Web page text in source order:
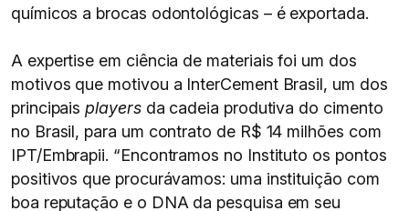
químicos a brocas odontológicas – é exportada.
A expertise em ciência de materiais foi um dos
motivos que motivou a InterCement Brasil, um dos
principaisplayersda cadeia produtiva do cimento
no Brasil, para um contrato de R$ 14 milhões com
IPT/Embrapii. “Encontramos no Instituto os pontos
positivos que procurávamos: uma instituição com
boa reputação e o DNA da pesquisa em seu